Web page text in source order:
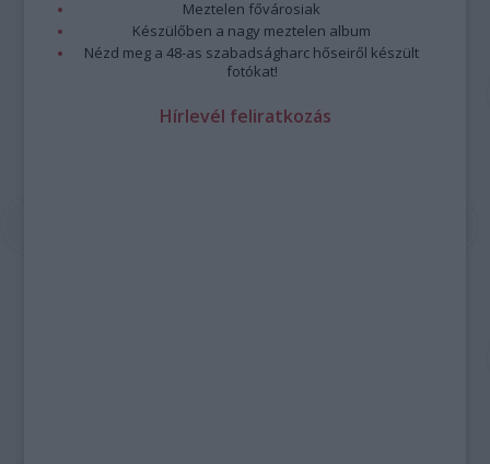
Meztelen fővárosiak
Készülőben a nagy meztelen album
Nézd meg a 48-as szabadságharc hőseiről készült
fotókat!
Hírlevél feliratkozás